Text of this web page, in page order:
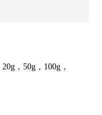
，50g，100g，